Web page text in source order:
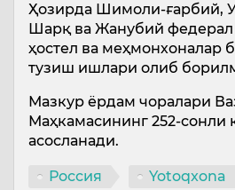
Ҳозирда Шимоли-ғарбий,
Шарқ ва Жанубий федерал
ҳостел ва меҳмонхоналар
тузиш ишлари олиб
Мазкур ёрдам чоралари
Маҳкамасининг 252-сонли
асосланади.
Россия Yotoqxona